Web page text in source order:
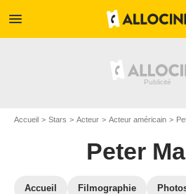
menu
Accueil Stars Acteur Acteur américain
Peter
Accueil Filmographie